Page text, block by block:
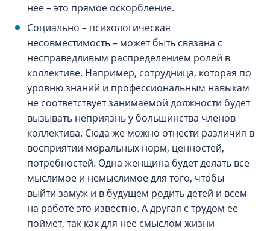
нее – это прямое оскорбление.
Социально – психологическая
несовместимость – может быть связана с
несправедливым распределением ролей в
коллективе. Например, сотрудница, которая по
уровню знаний и профессиональным навыкам
не соответствует занимаемой должности будет
вызывать неприязнь у большинства членов
коллектива. Сюда же можно отнести различия в
восприятии моральных норм, ценностей,
потребностей. Одна женщина будет делать все
мыслимое и немыслимое для того, чтобы
выйти замуж и в будущем родить детей и всем
на работе это известно. А другая с трудом ее
поймет, так как для нее смыслом жизни